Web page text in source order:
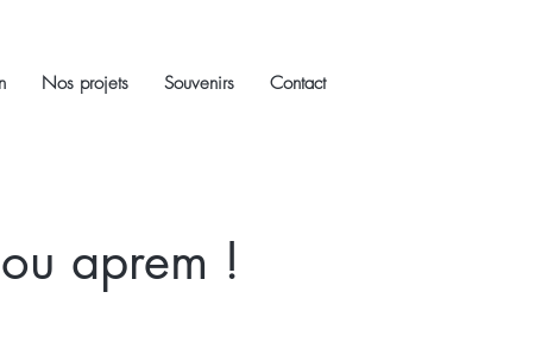
Nos projets Souvenirs
Contact
aprem !